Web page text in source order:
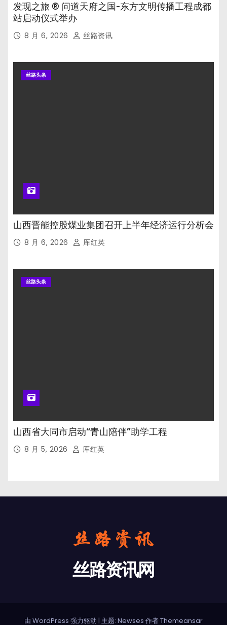
发现之旅 ® 问道天府之国-东方文明传播工程成都
站启动仪式举办
8 月 6, 2026 丝路资讯
丝路头条
山西晋能控股煤业集团召开上半年经济运行分析会
8 月 6, 2026 厍红英
丝路头条
山西省大同市启动“青山陪伴”助学工程
8 月 5, 2026 厍红英
丝路资讯网
由 WordPress 强力驱动 | 主题: Newses 作者Themeansar